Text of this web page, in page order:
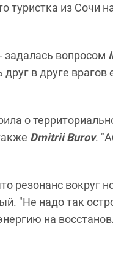
туристка из Сочи
задалась вопросом
в друге врагов
о
Dmitrii Burov.
резонанс вокруг
"Не надо так
на